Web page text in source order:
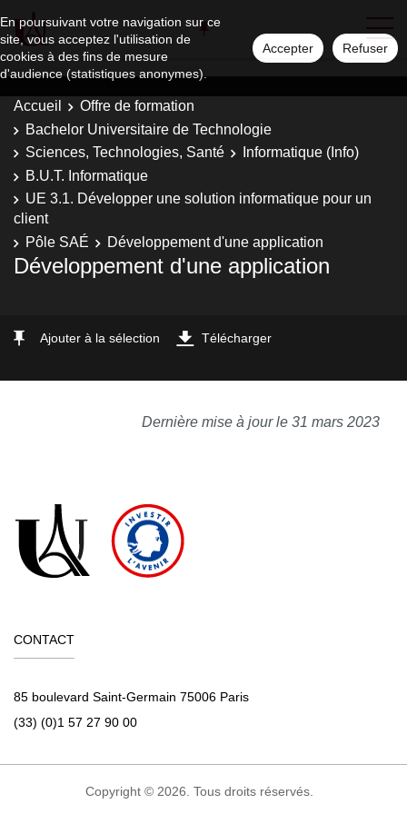
En poursuivant votre navigation sur ce
site, vous acceptez l'utilisation de
cookies à des fins de mesure
d'audience (statistiques anonymes).
Accepter Refuser
Accueil
Offre de formation
Bachelor Universitaire de Technologie
Sciences, Technologies, Santé
Informatique (Info)
B.U.T. Informatique
UE 3.1. Développer une solution informatique pour un
client
Pôle SAÉ
Développement d'une application
Développement d'une application
Ajouter à la sélection Télécharger
Dernière mise à jour le 31 mars 2023
CONTACT
85 boulevard Saint-Germain 75006 Paris
(33) (0)1 57 27 90 00
Copyright © 2026. Tous droits réservés.